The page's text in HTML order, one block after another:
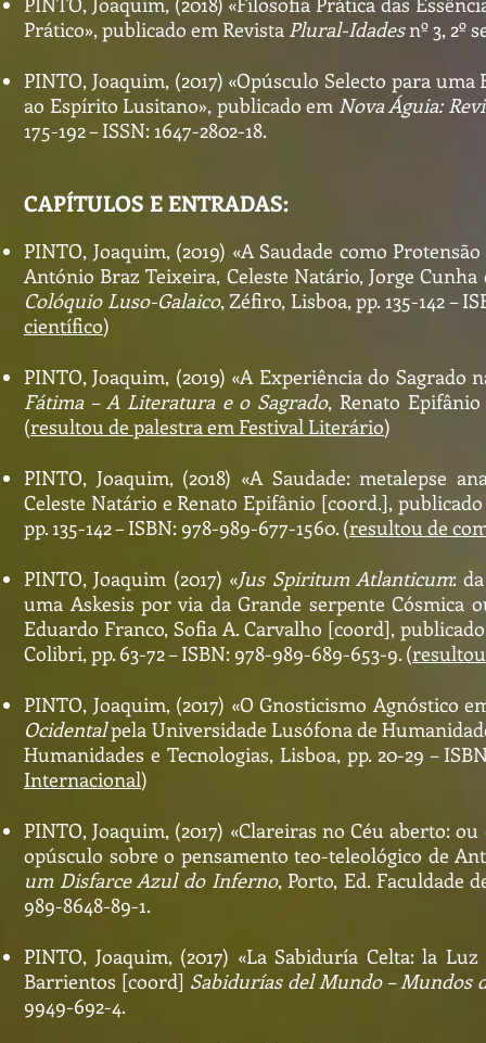
Prático», publicado em Revista Plural-Idadesnº 3, 2º
PINTO, Joaquim, (2017) «Opúsculo Selecto para
ao Espírito Lusitano», publicado em Nova Águia:
175-192 – ISSN: 1647-2802-18.
CAPÍTULOS E ENTRADAS:
PINTO, Joaquim, (2019) «A Saudade como
António Braz Teixeira, Celeste Natário, Jorge
Colóquio Luso-Galaico, Zéfiro, Lisboa, pp. 135-142 –
científico)
PINTO, Joaquim, (2019) «A Experiência do Sagrado
Fátima – A Literatura e o Sagrado, Renato Epifânio
(resultou de palestra em Festival Literário)
PINTO, Joaquim, (2018) «A Saudade: metalepse
Celeste Natário e Renato Epifânio [coord.],
pp. 135-142 – ISBN: 978-989-677-1560. (resultou de
PINTO, Joaquim (2017) «Jus Spiritum Atlanticum:
uma Askesis por via da Grande serpente Cósmica
Eduardo Franco, Sofia A. Carvalho [coord],
Colibri, pp. 63-72 – ISBN: 978-989-689-653-9. (
PINTO, Joaquim, (2017) «O Gnosticismo Agnóstico
Ocidentalpela Universidade Lusófona de
Humanidades e Tecnologias, Lisboa, pp. 20-29 –
Internacional)
PINTO, Joaquim, (2017) «Clareiras no Céu aberto:
opúsculo sobre o pensamento teo-teleológico de
um Disfarce Azul do Inferno, Porto, Ed. Faculdade
989-8648-89-1.
PINTO, Joaquim, (2017) «La Sabiduría Celta: la
Barrientos [coord] Sabidurías del Mundo – Mundos
9949-692-4.